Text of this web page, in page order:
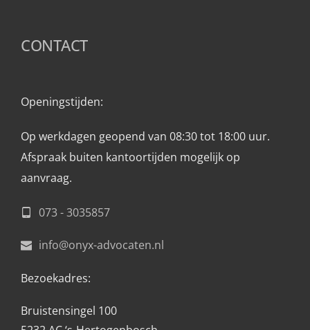
CONTACT
Openingstijden:
Op werkdagen geopend van 08:30 tot 18:00 uur.
Afspraak buiten kantoortijden mogelijk op
aanvraag.
073 - 3035857
info@onyx-advocaten.nl
Bezoekadres:
Bruistensingel 100